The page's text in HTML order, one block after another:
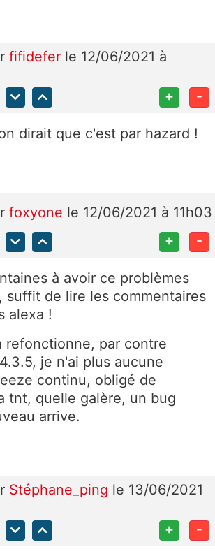
fifidefer le 12/06/2021 à
+ -
dirait que c'est par hazard !
foxyone le 12/06/2021 à 11h03
+ -
à avoir ce problèmes
suffit de lire les commentaires
alexa !
refonctionne, par contre
je n'ai plus aucune
continu, obligé de
tnt, quelle galère, un bug
arrive.
Stéphane_ping le 13/06/2021
+ -